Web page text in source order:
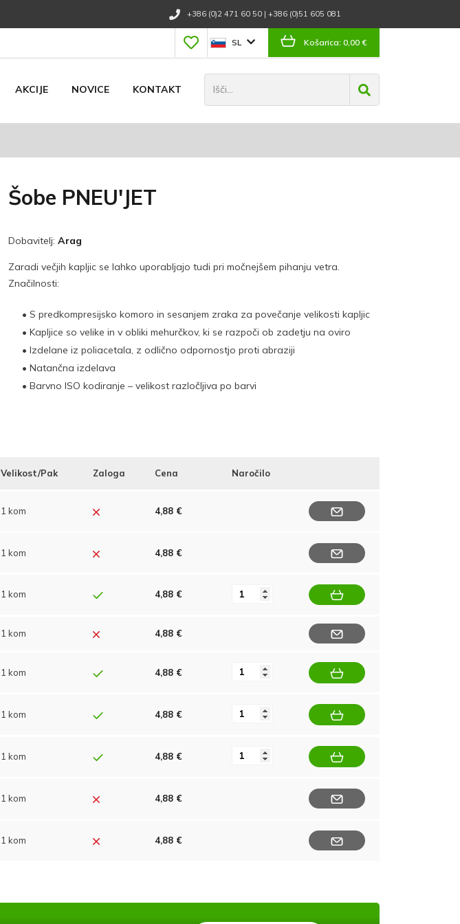
+386 (0)2 471 60 50 | +386 (0)51 605 081
SL Košarica: 0,00 €
AKCIJE NOVICE KONTAKT
Šobe PNEU'JET
Dobavitelj: Arag
Zaradi večjih kapljic se lahko uporabljajo tudi pri močnejšem pihanju vetra.
Značilnosti:
• S predkompresijsko komoro in sesanjem zraka za povečanje velikosti kapljic
• Kapljice so velike in v obliki mehurčkov, ki se razpoči ob zadetju na oviro
• Izdelane iz poliacetala, z odlično odpornostjo proti abraziji
• Natančna izdelava
• Barvno ISO kodiranje – velikost razločljiva po barvi
Velikost/Pak Zaloga Cena Naročilo
1 kom 4,88 €
1 kom 4,88 €
1 kom 4,88 €
1 kom 4,88 €
1 kom 4,88 €
1 kom 4,88 €
1 kom 4,88 €
1 kom 4,88 €
1 kom 4,88 €